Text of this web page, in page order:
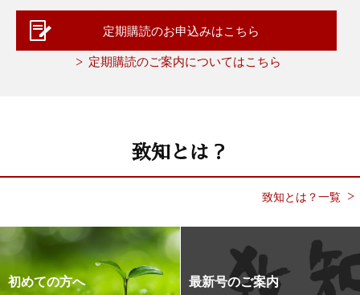
定期購読のお申込みはこちら
定期購読のご案内についてはこちら
致知とは？
致知とは？一覧
初めての方へ 最新号のご案内